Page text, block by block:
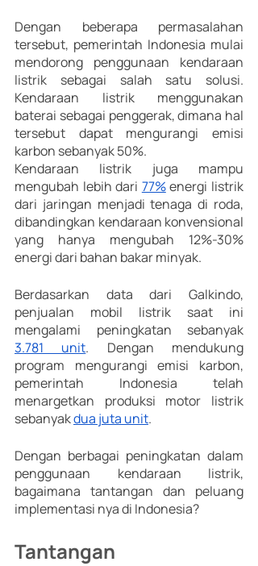
Dengan beberapa permasalahan
tersebut, pemerintah Indonesia mulai
mendorong penggunaan kendaraan
listrik sebagai salah satu solusi.
Kendaraan listrik menggunakan
baterai sebagai penggerak, dimana hal
tersebut dapat mengurangi emisi
karbon sebanyak 50%.
Kendaraan listrik juga mampu
mengubah lebih dari 77% energi listrik
dari jaringan menjadi tenaga di roda,
dibandingkan kendaraan konvensional
yang hanya mengubah 12%-30%
energi dari bahan bakar minyak.
Berdasarkan data dari Galkindo,
penjualan mobil listrik saat ini
3.781 unit. Dengan mendukung
program mengurangi emisi karbon,
pemerintah Indonesia telah
menargetkan produksi motor listrik
sebanyak dua juta unit.
Dengan berbagai peningkatan dalam
penggunaan kendaraan listrik,
bagaimana tantangan dan peluang
implementasi nya di Indonesia?
Tantangan